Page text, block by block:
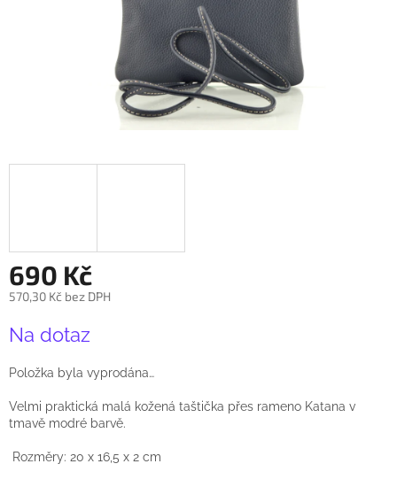
690 Kč
570,30 Kč bez DPH
cena:
Na dotaz
Položka byla vyprodána…
Velmi praktická malá kožená taštička přes rameno Katana v
tmavě modré barvě.
Rozměry: 20 x 16,5 x 2 cm